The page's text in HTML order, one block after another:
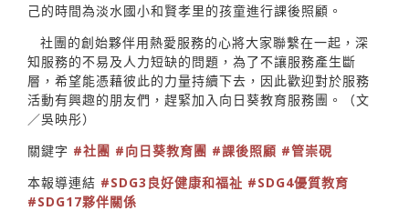
己的時間為淡水國小和賢孝里的孩童進行課後照顧。
社團的創始夥伴用熱愛服務的心將大家聯繫在一起，深
知服務的不易及人力短缺的問題，為了不讓服務產生斷
層，希望能憑藉彼此的力量持續下去，因此歡迎對於服務
活動有興趣的朋友們，趕緊加入向日葵教育服務團。（文
／吳映彤）
關鍵字 #社團 #向日葵教育團 #課後照顧 #管崇硯
本報導連結 #SDG3良好健康和福祉 #SDG4優質教育
#SDG17夥伴關係